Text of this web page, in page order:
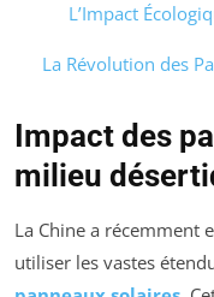
L’Impact
La Révolution des
Impact des
milieu
La Chine a récemment
utiliser les vastes